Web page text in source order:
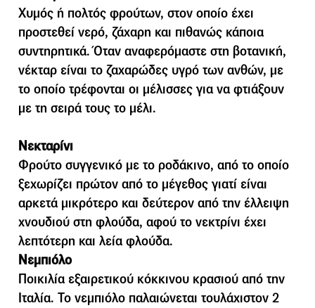
Χυμός ή πολτός φρούτων, στον οποίο έχει
προστεθεί νερό, ζάχαρη και πιθανώς κάποια
συντηρητικά. Όταν αναφερόμαστε στη βοτανική,
νέκταρ είναι το ζαχαρώδες υγρό των ανθών, με
το οποίο τρέφονται οι μέλισσες για να φτιάξουν
με τη σειρά τους το μέλι.
Νεκταρίνι
Φρούτο συγγενικό με το ροδάκινο, από το οποίο
ξεχωρίζει πρώτον από το μέγεθος γιατί είναι
αρκετά μικρότερο και δεύτερον από την έλλειψη
χνουδιού στη φλούδα, αφού το νεκτρίνι έχει
λεπτότερη και λεία φλούδα.
Νεμπιόλο
Ποικιλία εξαιρετικού κόκκινου κρασιού από την
Ιταλία. Το νεμπιόλο παλαιώνεται τουλάχιστον 2